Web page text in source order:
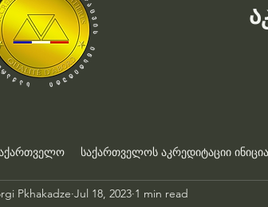
საქართველოს აკრედიტაციი
Pkhakadze Jul 18, 2023 1 min read